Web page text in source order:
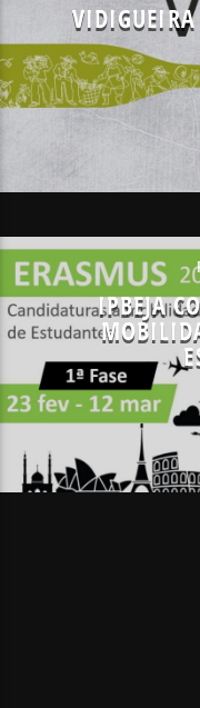
IPBEJA